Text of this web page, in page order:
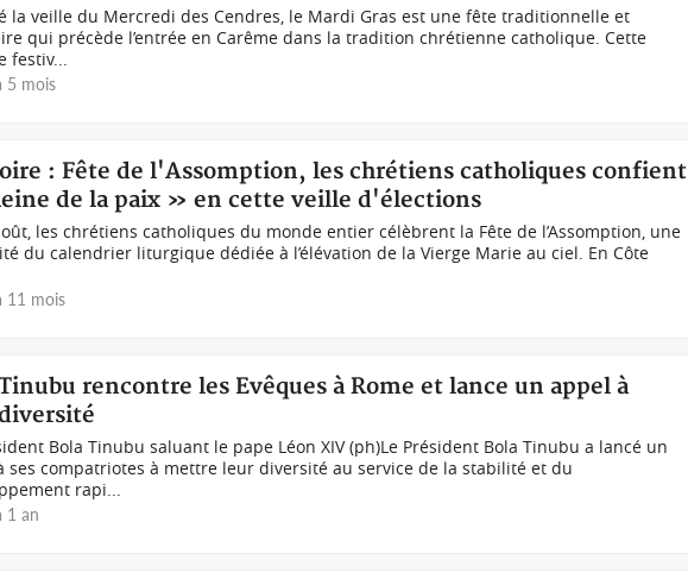
la veille du Mercredi des Cendres, le Mardi Gras est une fête traditionnelle et
qui précède l’entrée en Carême dans la tradition chrétienne catholique. Cette
festiv...
5 mois
: Fête de l'Assomption, les chrétiens catholiques confient
de la paix » en cette veille d'élections
les chrétiens catholiques du monde entier célèbrent la Fête de l’Assomption, une
du calendrier liturgique dédiée à l’élévation de la Vierge Marie au ciel. En Côte
11 mois
rencontre les Evêques à Rome et lance un appel à
Bola Tinubu saluant le pape Léon XIV (ph)Le Président Bola Tinubu a lancé un
ses compatriotes à mettre leur diversité au service de la stabilité et du
rapi...
1 an